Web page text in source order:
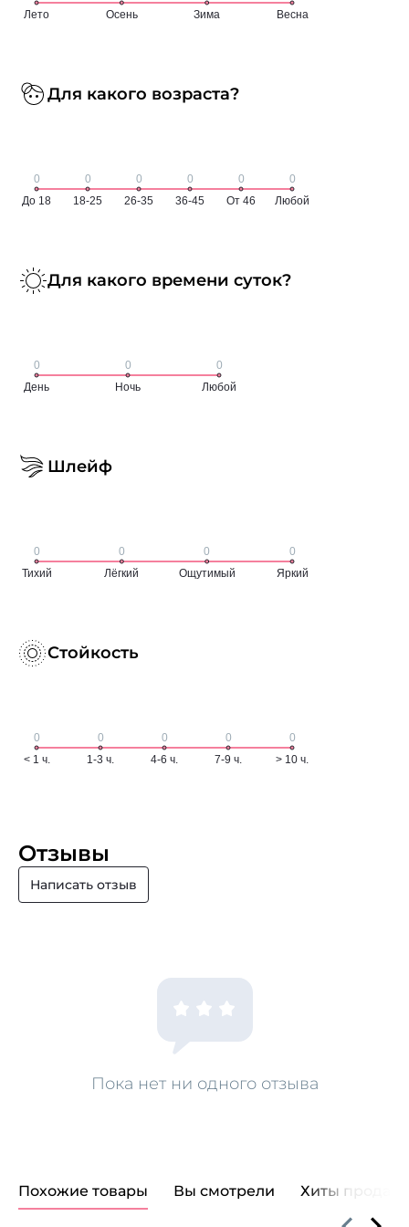
Для какого возраста?
Для какого времени суток?
Шлейф
Стойкость
Отзывы
Написать отзыв
Пока нет ни одного отзыва
Похожие товары Вы смотрели Хиты продаж